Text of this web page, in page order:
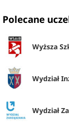
Polecane
Wyższa Szkoła
Wydział
Wydział